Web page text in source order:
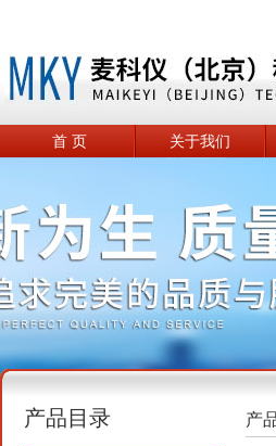
首 页 关于我们
产品目录 产